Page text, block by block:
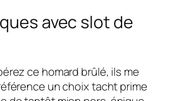
avec slot de
ce homard brûlé, ils me
un choix tacht prime